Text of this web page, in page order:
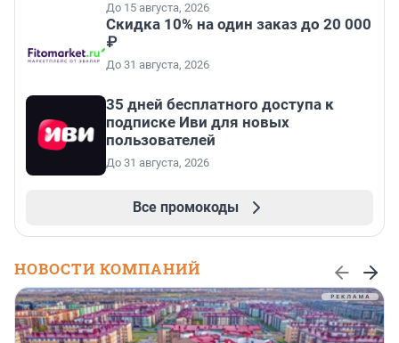
До 15 августа, 2026
Скидка 10% на один заказ до 20 000
₽
До 31 августа, 2026
35 дней бесплатного доступа к
подписке Иви для новых
пользователей
До 31 августа, 2026
Все промокоды
НОВОСТИ КОМПАНИЙ